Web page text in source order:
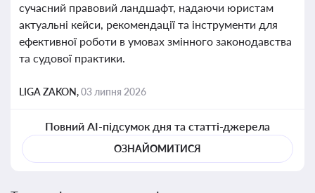
сучасний правовий ландшафт, надаючи юристам
актуальні кейси, рекомендації та інструменти для
ефективної роботи в умовах змінного законодавства
та судової практики.
LIGA ZAKON,03 липня 2026
Повний AI-підсумок дня та статті-джерела
ОЗНАЙОМИТИСЯ